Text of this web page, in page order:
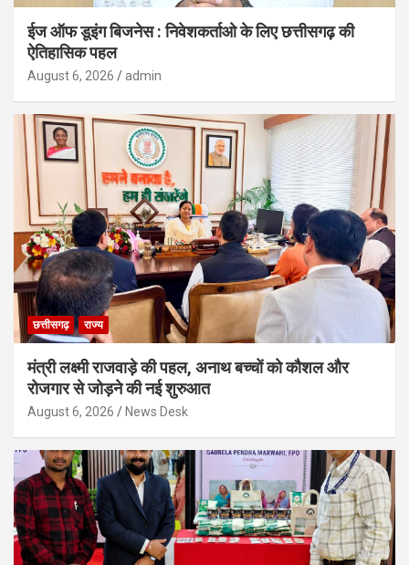
ईज ऑफ डूइंग बिजनेस : निवेशकर्ताओ के लिए छत्तीसगढ़ की
ऐतिहासिक पहल
August 6, 2026 admin
छत्तीसगढ़ राज्य
मंत्री लक्ष्मी राजवाड़े की पहल, अनाथ बच्चों को कौशल और
रोजगार से जोड़ने की नई शुरुआत
August 6, 2026 News Desk